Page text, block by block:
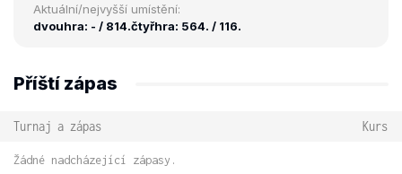
Aktuální/nejvyšší umístění:
dvouhra: - / 814.čtyřhra: 564. / 116.
Příští zápas
Turnaj a zápas Kurs
Žádné nadcházející zápasy.